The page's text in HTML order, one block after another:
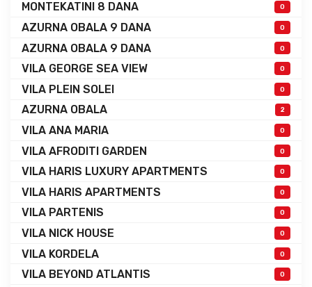
MONTEKATINI 8 DANA 0
AZURNA OBALA 9 DANA 0
AZURNA OBALA 9 DANA 0
VILA GEORGE SEA VIEW 0
VILA PLEIN SOLEI 0
AZURNA OBALA 2
VILA ANA MARIA 0
VILA AFRODITI GARDEN 0
VILA HARIS LUXURY APARTMENTS 0
VILA HARIS APARTMENTS 0
VILA PARTENIS 0
VILA NICK HOUSE 0
VILA KORDELA 0
VILA BEYOND ATLANTIS 0